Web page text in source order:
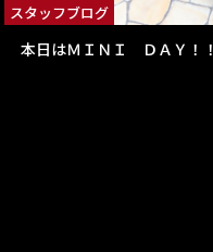
スタッフブログ
本日はＭＩＮＩ ＤＡＹ！！